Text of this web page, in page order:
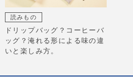
読みもの
ドリップバッグ？コーヒーバ
ッグ？淹れる形による味の違
いと楽しみ方。